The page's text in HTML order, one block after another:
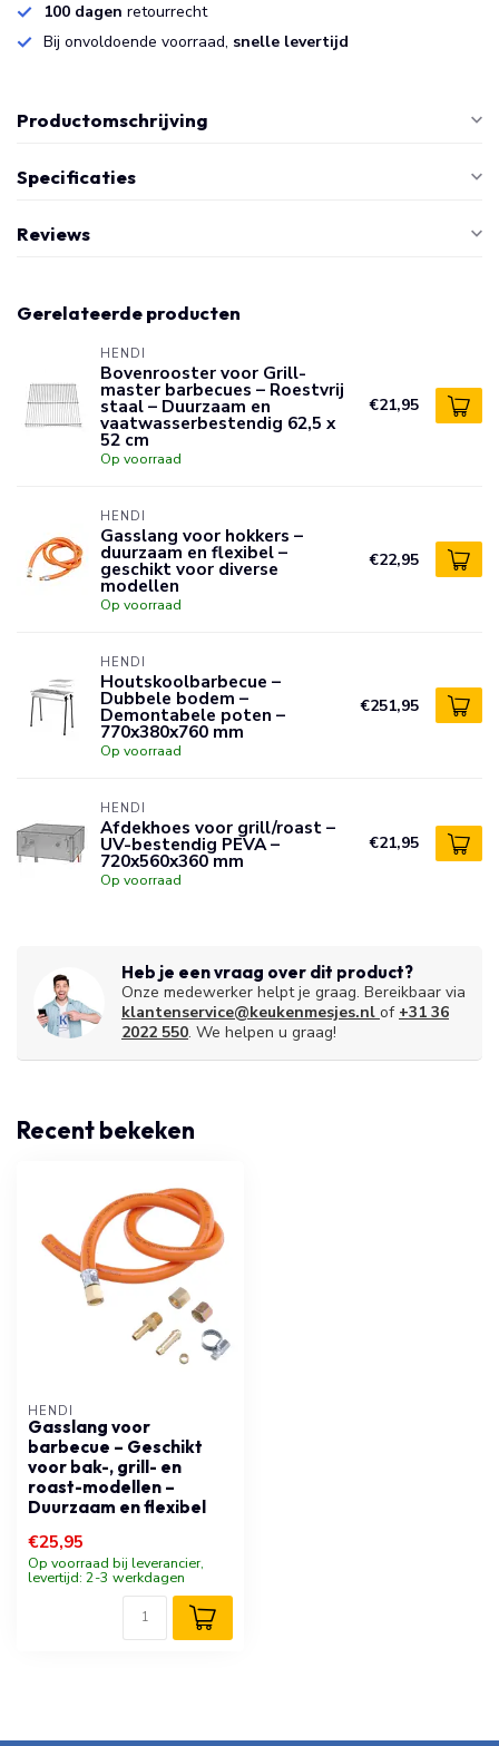
100 dagen retourrecht
Bij onvoldoende voorraad, snelle levertijd
Productomschrijving
Specificaties
Reviews
Gerelateerde producten
HENDI
Bovenrooster voor Grill-
master barbecues – Roestvrij
staal – Duurzaam en
vaatwasserbestendig 62,5 x
52 cm
Op voorraad
€21,95
HENDI
Gasslang voor hokkers –
duurzaam en flexibel –
geschikt voor diverse
modellen
Op voorraad
€22,95
HENDI
Houtskoolbarbecue –
Dubbele bodem –
Demontabele poten –
770x380x760 mm
Op voorraad
€251,95
HENDI
Afdekhoes voor grill/roast –
UV-bestendig PEVA –
720x560x360 mm
Op voorraad
€21,95
Heb je een vraag over dit product?
Onze medewerker helpt je graag. Bereikbaar via
klantenservice@keukenmesjes.nl of +31 36
2022 550. We helpen u graag!
Recent bekeken
HENDI
Gasslang voor
barbecue – Geschikt
voor bak-, grill- en
roast-modellen –
Duurzaam en flexibel
€25,95
Op voorraad bij leverancier,
levertijd: 2-3 werkdagen